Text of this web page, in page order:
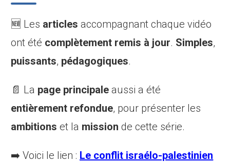
🆕 Les articles accompagnant chaque vidéo
ont été complètement remis à jour. Simples,
puissants, pédagogiques.
📄 La page principale aussi a été
entièrement refondue, pour présenter les
ambitions et la mission de cette série.
➡️ Voici le lien : Le conflit israélo-palestinien